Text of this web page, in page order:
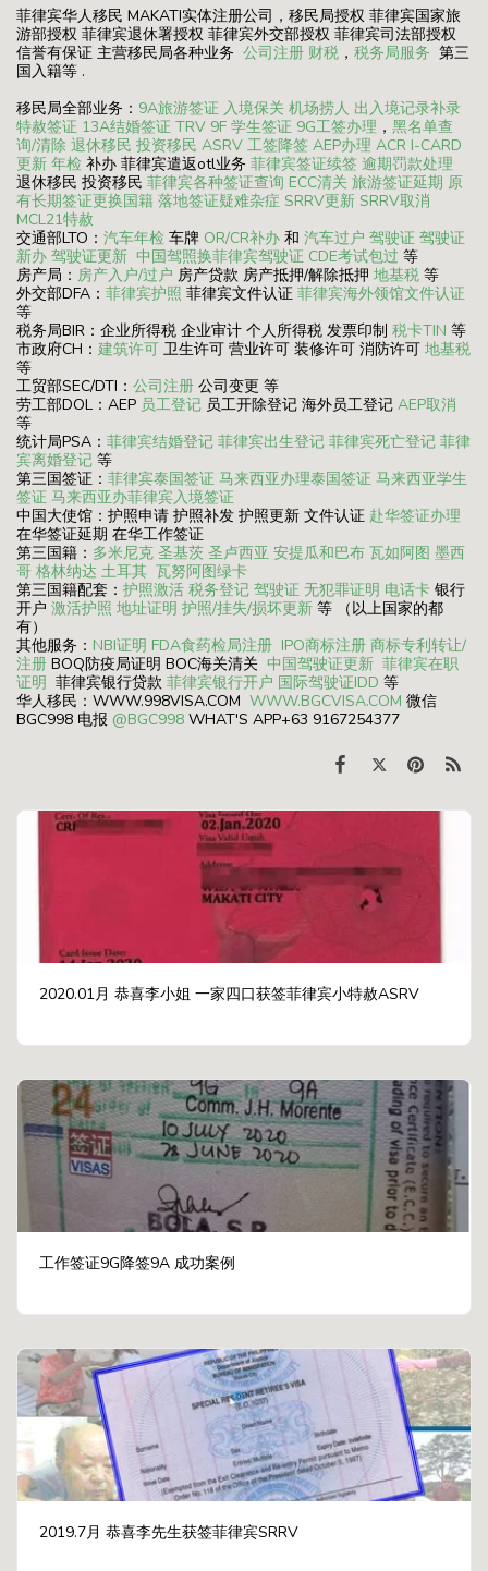
菲律宾华人移民 MAKATI实体注册公司，移民局授权 菲律宾国家旅
游部授权 菲律宾退休署授权 菲律宾外交部授权 菲律宾司法部授权
信誉有保证 主营移民局各种业务 公司注册 财税 ， 税务局服务 第三
国入籍等 .
移民局全部业务： 9A旅游签证 入境保关 机场捞人 出入境记录补录
特赦签证 13A结婚签证 TRV 9F 学生签证 9G工签办理 ， 黑名单查
询/清除 退休移民 投资移民 ASRV 工签降签 AEP办理 ACR I-CARD
更新 年检 补办 菲律宾遣返otl业务 菲律宾签证续签 逾期罚款处理
退休移民 投资移民 菲律宾各种签证查询 ECC清关 旅游签证延期 原
有长期签证更换国籍 落地签证疑难杂症 SRRV更新 SRRV取消
MCL21特赦
交通部LTO： 汽车年检 车牌 OR/CR补办 和 汽车过户 驾驶证 驾驶证
新办 驾驶证更新 中国驾照换菲律宾驾驶证 CDE考试包过 等
房产局： 房产入户/过户 房产贷款 房产抵押/解除抵押 地基税 等
外交部DFA： 菲律宾护照 菲律宾文件认证 菲律宾海外领馆文件认证
等
税务局BIR：企业所得税 企业审计 个人所得税 发票印制 税卡TIN 等
市政府CH： 建筑许可 卫生许可 营业许可 装修许可 消防许可 地基税
等
工贸部SEC/DTI： 公司注册 公司变更 等
劳工部DOL：AEP 员工登记 员工开除登记 海外员工登记 AEP取消
等
统计局PSA： 菲律宾结婚登记 菲律宾出生登记 菲律宾死亡登记 菲律
宾离婚登记 等
第三国签证： 菲律宾泰国签证 马来西亚办理泰国签证 马来西亚学生
签证 马来西亚办菲律宾入境签证
中国大使馆：护照申请 护照补发 护照更新 文件认证 赴华签证办理
在华签证延期 在华工作签证
第三国籍： 多米尼克 圣基茨 圣卢西亚 安提瓜和巴布 瓦如阿图 墨西
哥 格林纳达 土耳其 瓦努阿图绿卡
第三国籍配套： 护照激活 税务登记 驾驶证 无犯罪证明 电话卡 银行
开户 激活护照 地址证明 护照/挂失/损坏更新 等 （以上国家的都
有）
其他服务： NBI证明 FDA食药检局注册 IPO商标注册 商标专利转让/
注册 BOQ防疫局证明 BOC海关清关 中国驾驶证更新 菲律宾在职
证明 菲律宾银行贷款 菲律宾银行开户 国际驾驶证IDD 等
华人移民：WWW.998VISA.COM WWW.BGCVISA.COM 微信
BGC998 电报 @BGC998 WHAT'S APP+63 9167254377
2020.01月 恭喜李小姐 一家四口获签菲律宾小特赦ASRV
工作签证9G降签9A 成功案例
2019.7月 恭喜李先生获签菲律宾SRRV